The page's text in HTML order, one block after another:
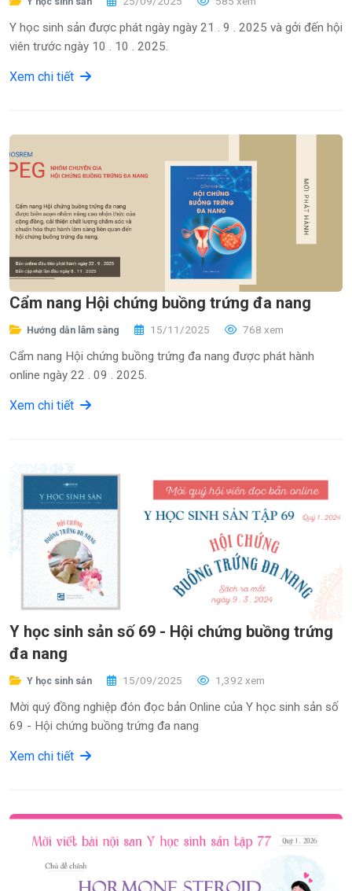
Y học sinh sản được phát ngày ngày 21 . 9 . 2025 và gởi đến hội
viên trước ngày 10 . 10 . 2025.
Xem chi tiết
Cẩm nang Hội chứng buồng trứng đa nang
Hướng dẫn lâm sàng 15/11/2025 768 xem
Cẩm nang Hội chứng buồng trứng đa nang được phát hành
online ngày 22 . 09 . 2025.
Xem chi tiết
Y học sinh sản số 69 - Hội chứng buồng trứng
đa nang
Y học sinh sản 15/09/2025 1,392 xem
Mời quý đồng nghiệp đón đọc bản Online của Y học sinh sản số
69 - Hội chứng buồng trứng đa nang
Xem chi tiết